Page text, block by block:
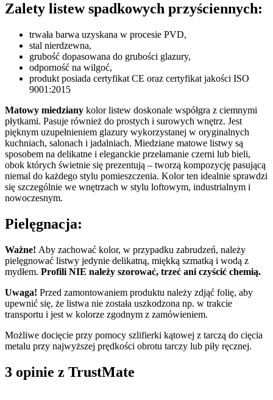
Zalety listew spadkowych przyściennych:
trwała barwa uzyskana w procesie PVD,
stal nierdzewna,
grubość dopasowana do grubości glazury,
odporność na wilgoć,
produkt posiada certyfikat CE oraz certyfikat jakości ISO
9001:2015
Matowy miedziany kolor listew doskonale współgra z ciemnymi
płytkami. Pasuje również do prostych i surowych wnętrz. Jest
pięknym uzupełnieniem glazury wykorzystanej w oryginalnych
kuchniach, salonach i jadalniach. Miedziane matowe listwy są
sposobem na delikatne i eleganckie przełamanie czerni lub bieli,
obok których świetnie się prezentują – tworzą kompozycję pasującą
niemal do każdego stylu pomieszczenia. Kolor ten idealnie sprawdzi
się szczególnie we wnętrzach w stylu loftowym, industrialnym i
nowoczesnym.
Pielęgnacja:
Ważne! Aby zachować kolor, w przypadku zabrudzeń, należy
pielęgnować listwy jedynie delikatną, miękką szmatką i wodą z
mydłem. Profili NIE należy szorować, trzeć ani czyścić chemią.
Uwaga! Przed zamontowaniem produktu należy zdjąć folię, aby
upewnić się, że listwa nie została uszkodzona np. w trakcie
transportu i jest w kolorze zgodnym z zamówieniem.
Możliwe docięcie przy pomocy szlifierki kątowej z tarczą do cięcia
metalu przy najwyższej prędkości obrotu tarczy lub piły ręcznej.
3 opinie z TrustMate